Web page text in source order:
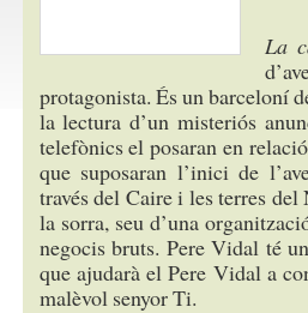
La
protagonista. És un barceloní
la lectura d’un misteriós
telefònics el posaran en
que suposaran l’inici de
través del Caire i les terres
la sorra, seu d’una
negocis bruts. Pere Vidal té
que ajudarà el Pere Vidal a
malèvol senyor Ti.